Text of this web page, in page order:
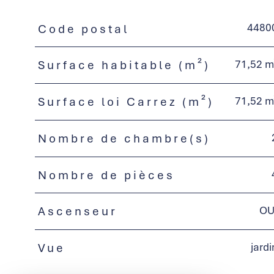
TRAD_PAMPERO_Caracteristique
Code postal
Surface habitable (m²) 71,52
Surface loi Carrez (m²) 71,52
Nombre de chambre(s)
Nombre de pièces
Ascenseur
Vue